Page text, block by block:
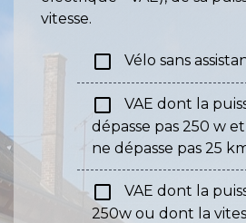
vitesse.
check_box_outline_blank Vélo sans
check_box_outline_blank
VAE dont la
dépasse pas 250 w
ne dépasse pas 25
check_box_outline_blank
VAE dont la
250w ou dont la